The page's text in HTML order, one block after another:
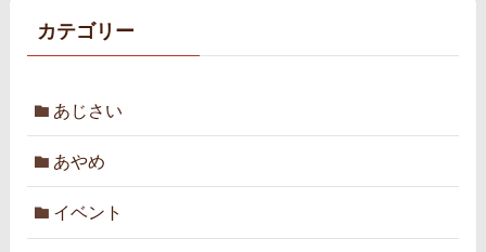
カテゴリー
あじさい
あやめ
イベント